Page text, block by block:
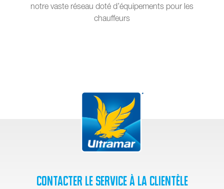
notre vaste réseau doté d’équipements pour les
chauffeurs
Contacter le service à la clientèle